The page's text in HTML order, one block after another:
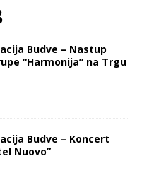
Budve – Nastup
“Harmonija” na Trgu
Budve – Koncert
Nuovo”